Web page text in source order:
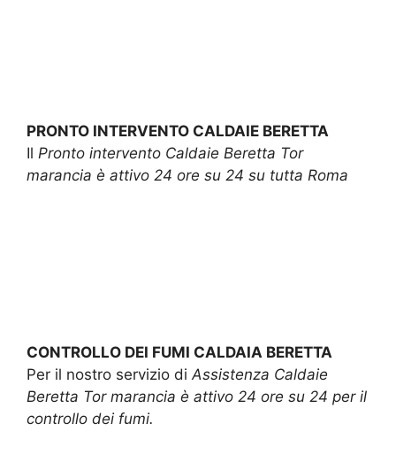
PRONTO INTERVENTO CALDAIE BERETTA
Il Pronto intervento Caldaie Beretta Tor
marancia è attivo 24 ore su 24 su tutta Roma
CONTROLLO DEI FUMI CALDAIA BERETTA
Per il nostro servizio diAssistenza Caldaie
Beretta Tor marancia è attivo 24 ore su 24 per il
controllo dei fumi.